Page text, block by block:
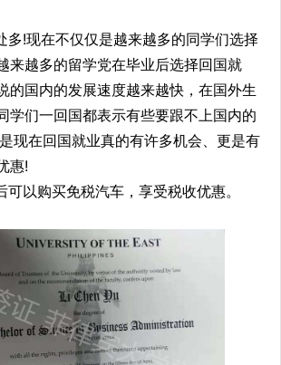
多!现在不仅仅是越来越多的同学们选择
来越多的留学党在毕业后选择回国就
的国内的发展速度越来越快，在国外生
学们一回国都表示有些要跟不上国内的
现在回国就业真的有许多机会、更是有
惠!
以购买免税汽车，享受税收优惠。